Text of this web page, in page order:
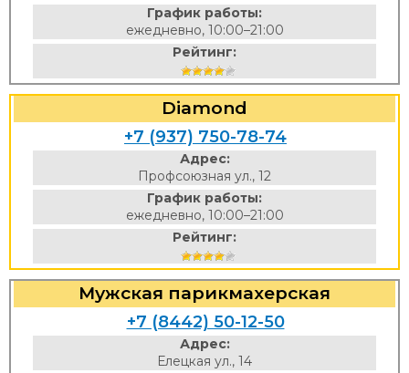
График работы:
ежедневно, 10:00–21:00
Рейтинг:
Diamond
+7 (937) 750-78-74
Адрес:
Профсоюзная ул., 12
График работы:
ежедневно, 10:00–21:00
Рейтинг:
Мужская парикмахерская
+7 (8442) 50-12-50
Адрес:
Елецкая ул., 14